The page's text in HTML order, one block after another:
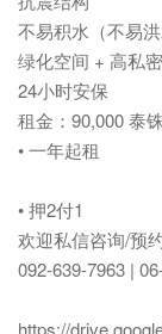
不易积水（不易洪
绿化空间 + 高私
24小时安保
租金：90,000 泰
• 一年起租
• 押2付1
欢迎私信咨询/预
092-639-7963 |
https://